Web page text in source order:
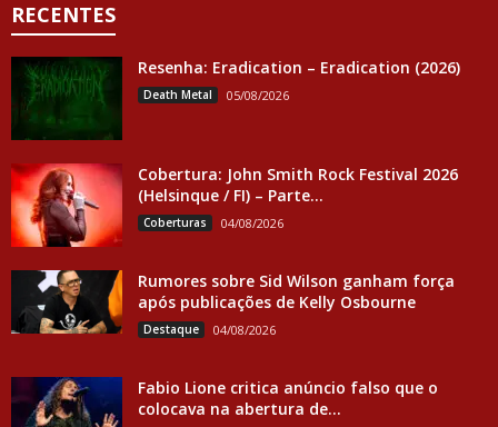
RECENTES
Resenha: Eradication – Eradication (2026)
Death Metal 05/08/2026
Cobertura: John Smith Rock Festival 2026
(Helsinque / FI) – Parte...
Coberturas 04/08/2026
Rumores sobre Sid Wilson ganham força
após publicações de Kelly Osbourne
Destaque 04/08/2026
Fabio Lione critica anúncio falso que o
colocava na abertura de...